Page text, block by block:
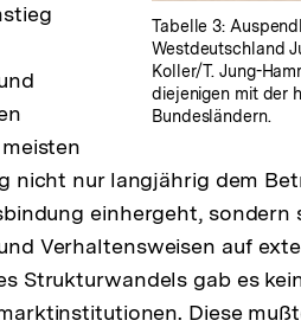
Tabelle 3:
Westdeutschland
Koller/T. Jung-
diejenigen mit der
Bundesländern.
nicht nur langjährig dem
einhergeht, sondern
Verhaltensweisen auf
Strukturwandels gab es
Diese